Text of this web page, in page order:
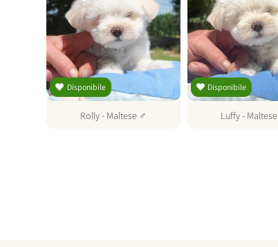
Disponibile
Rolly- Maltese ♂
Disponibile
Luffy- Maltese